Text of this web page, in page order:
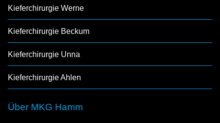
Kieferchirurgie Werne
Kieferchirurgie Beckum
Kieferchirurgie Unna
Kieferchirurgie Ahlen
Über MKG Hamm